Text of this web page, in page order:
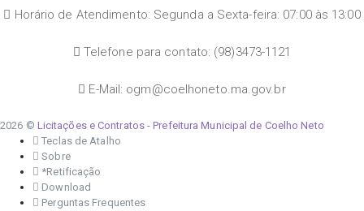
Horário de Atendimento: Segunda a Sexta-feira: 07:00 às 13:00
Telefone para contato: (98)3473-1121
E-Mail: ogm@coelhoneto.ma.gov.br
2026 © Licitações e Contratos - Prefeitura Municipal de Coelho Neto
Teclas de Atalho
Sobre
*Retificação
Download
Perguntas Frequentes